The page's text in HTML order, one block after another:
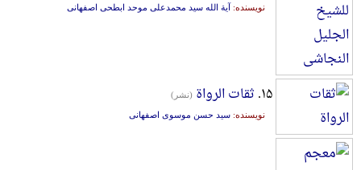
نویسنده: آیة الله سید محمدعلی موحد ابطحی اصفهانی
۱۵. ثقات الرواة (نشر)
نویسنده: سید حسن موسوی اصفهانی